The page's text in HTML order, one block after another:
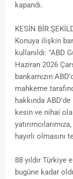
kapandı.
KESİN BİR
Konuya ilişkin
kullanıldı: "ABD
Haziran 2026
bankamızın
mahkeme
hakkında
kesin ve nihai
hayırlı olmasını
88 yıldır Türkiye
bugüne kadar